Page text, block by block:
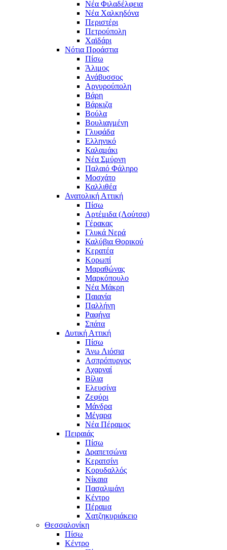
Νέα Φιλαδέλφεια
Νέα Χαλκηδόνα
Περιστέρι
Πετρούπολη
Χαϊδάρι
Νότια Προάστια
Πίσω
Άλιμος
Ανάβυσσος
Αργυρούπολη
Βάρη
Βάρκιζα
Βούλα
Βουλιαγμένη
Γλυφάδα
Ελληνικό
Καλαμάκι
Νέα Σμύρνη
Παλαιό Φάληρο
Μοσχάτο
Καλλιθέα
Ανατολική Αττική
Πίσω
Αρτέμιδα (Λούτσα)
Γέρακας
Γλυκά Νερά
Καλύβια Θορικού
Κερατέα
Κορωπί
Μαραθώνας
Μαρκόπουλο
Νέα Μάκρη
Παιανία
Παλλήνη
Ραφήνα
Σπάτα
Δυτική Αττική
Πίσω
Άνω Λιόσια
Ασπρόπυργος
Αχαρναί
Βίλια
Ελευσίνα
Ζεφύρι
Μάνδρα
Μέγαρα
Νέα Πέραμος
Πειραιάς
Πίσω
Δραπετσώνα
Κερατσίνι
Κορυδαλλός
Νίκαια
Πασαλιμάνι
Κέντρο
Πέραμα
Χατζηκυριάκειο
Θεσσαλονίκη
Πίσω
Κέντρο